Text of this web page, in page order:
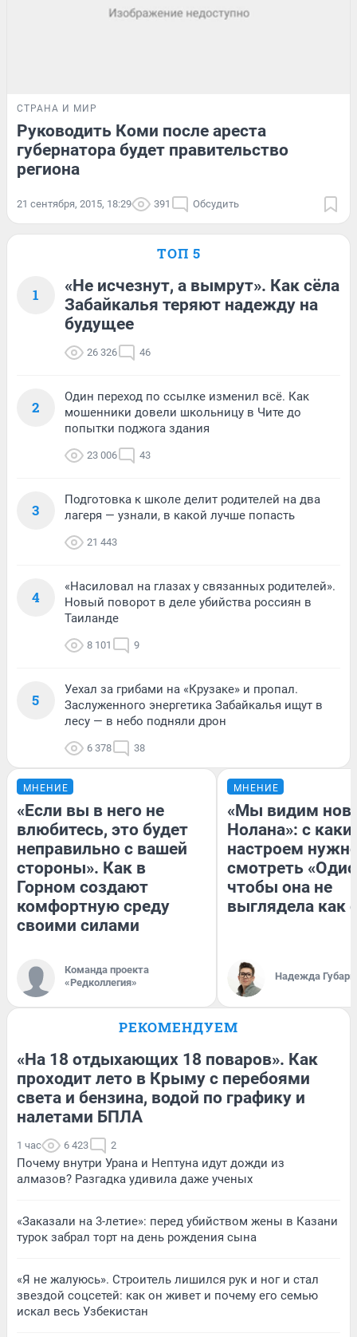
СТРАНА И МИР
Руководить Коми после ареста
губернатора будет правительство
региона
21 сентября, 2015, 18:29 391 Обсудить
ТОП 5
1
«Не исчезнут, а вымрут». Как сёла
Забайкалья теряют надежду на
будущее
26 326 46
2
Один переход по ссылке изменил всё. Как
мошенники довели школьницу в Чите до
попытки поджога здания
23 006 43
3
Подготовка к школе делит родителей на два
лагеря — узнали, в какой лучше попасть
21 443
4
«Насиловал на глазах у связанных родителей».
Новый поворот в деле убийства россиян в
Таиланде
8 101 9
5
Уехал за грибами на «Крузаке» и пропал.
Заслуженного энергетика Забайкалья ищут в
лесу — в небо подняли дрон
6 378 38
МНЕНИЕ
«Если вы в него не
влюбитесь, это будет
неправильно с вашей
стороны». Как в
Горном создают
комфортную среду
своими силами
Команда проекта
«Редколлегия»
МНЕНИЕ
«Мы видим
Нолана»: с
настроем
смотреть
чтобы она не
выглядела как
Надежда Губарь
РЕКОМЕНДУЕМ
«На 18 отдыхающих 18 поваров». Как
проходит лето в Крыму с перебоями
света и бензина, водой по графику и
налетами БПЛА
1 час 6 423 2
Почему внутри Урана и Нептуна идут дожди из
алмазов? Разгадка удивила даже ученых
«Заказали на 3-летие»: перед убийством жены в Казани
турок забрал торт на день рождения сына
«Я не жалуюсь». Строитель лишился рук и ног и стал
звездой соцсетей: как он живет и почему его семью
искал весь Узбекистан